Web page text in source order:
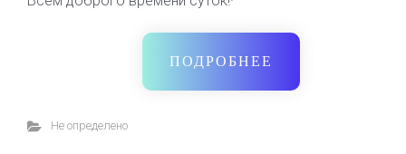
ПОДРОБНЕЕ
Не определено